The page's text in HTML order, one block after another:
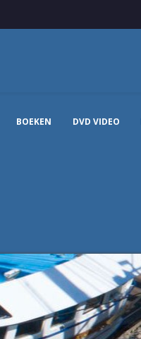
BOEKEN DVD VIDEO